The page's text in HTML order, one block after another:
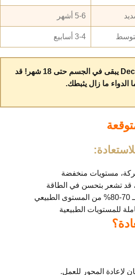
5-6 أشهر
3-4 أسابيع
⚠️ تحذير: Deca Durabolin يبقى في الجسم حتى 18 شهر! قد
الدواء ما زال يثبطك.
مستويات منخفضة
قد تشعر بتحسن في الطاقة
للمستويات الطبيعية